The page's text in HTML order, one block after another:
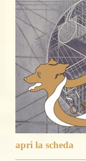
apri la scheda